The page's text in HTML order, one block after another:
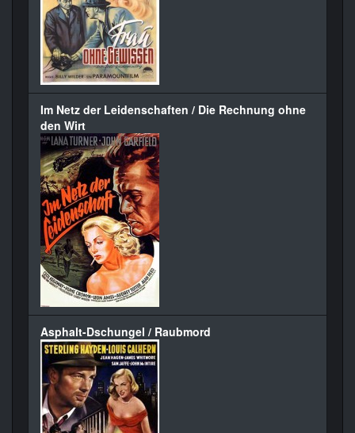
Im Netz der Leidenschaften / Die Rechnung ohne
den Wirt
Asphalt-Dschungel / Raubmord